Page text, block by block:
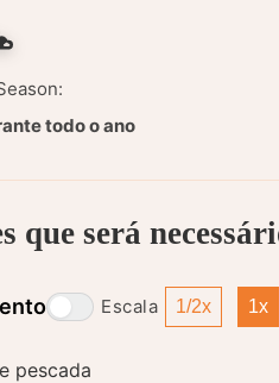
todo o ano
que será
Escala 1/2x 1x
pescada